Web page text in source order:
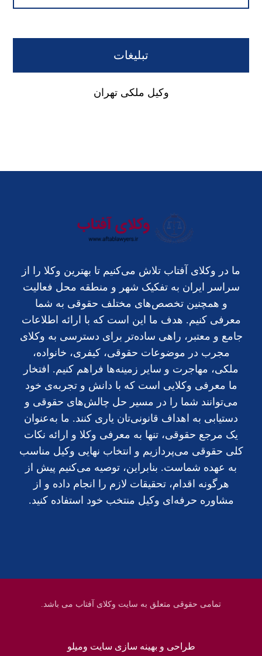
تبلیغات
وکیل ملکی تهران
ما در وکلای آفتاب تلاش می‌کنیم تا بهترین وکلا را از
سراسر ایران به تفکیک شهر و منطقه محل فعالیت
و همچنین تخصص‌های مختلف حقوقی به شما
معرفی کنیم. هدف ما این است که با ارائه اطلاعات
جامع و معتبر، راهی ساده‌تر برای دسترسی به وکلای
مجرب در موضوعات حقوقی، کیفری، خانواده،
ملکی، مهاجرت و سایر زمینه‌ها فراهم کنیم. افتخار
ما معرفی وکلایی است که با دانش و تجربه‌ی خود
می‌توانند شما را در مسیر حل چالش‌های حقوقی و
دستیابی به اهداف قانونی‌تان یاری کنند. ما به‌عنوان
یک مرجع حقوقی، تنها به معرفی وکلا و ارائه نکات
کلی حقوقی می‌پردازیم و انتخاب نهایی وکیل مناسب
به عهده شماست. بنابراین، توصیه می‌کنیم پیش از
هرگونه اقدام، تحقیقات لازم را انجام داده و از
مشاوره حرفه‌ای وکیل منتخب خود استفاده کنید.
تمامی حقوقی متعلق به سایت وکلای آفتاب می باشد.
طراحی و بهینه سازی سایت ومیلو